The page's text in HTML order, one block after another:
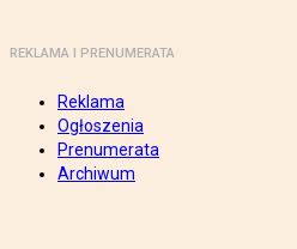
REKLAMA I PRENUMERATA
Reklama
Ogłoszenia
Prenumerata
Archiwum